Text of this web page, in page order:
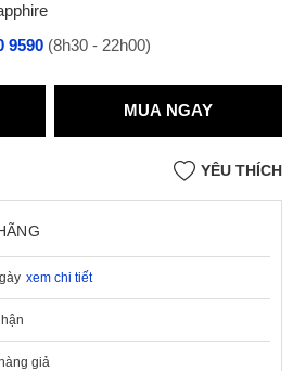
9590 (8h30 - 22h00)
MUA NGAY
YÊU THÍCH
xem chi tiết
giả